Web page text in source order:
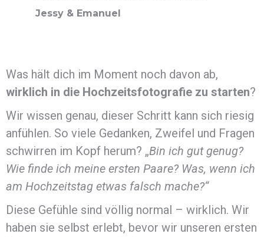
Jessy & Emanuel
Was hält dich im Moment noch davon ab,
wirklich in die Hochzeitsfotografie zu starten?
Wir wissen genau, dieser Schritt kann sich riesig
anfühlen. So viele Gedanken, Zweifel und Fragen
schwirren im Kopf herum? „Bin ich gut genug?
Wie finde ich meine ersten Paare? Was, wenn ich
am Hochzeitstag etwas falsch mache?“
Diese Gefühle sind völlig normal – wirklich. Wir
haben sie selbst erlebt, bevor wir unseren ersten